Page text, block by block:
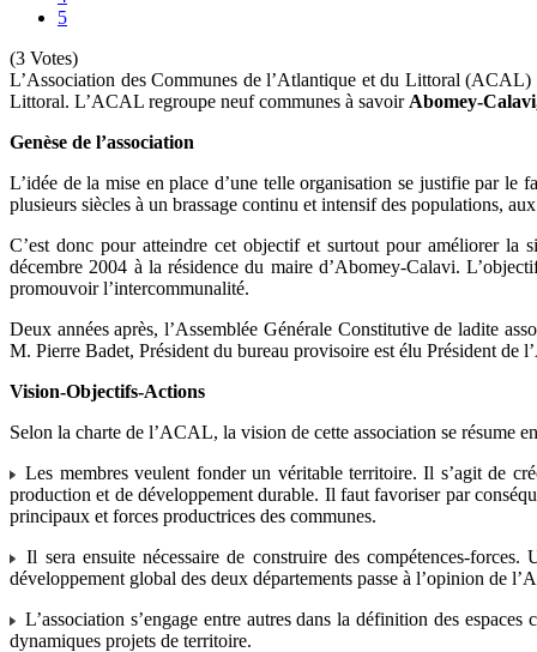
5
(3 Votes)
L’Association des Communes de l’Atlantique et du Littoral (ACAL)
Littoral. L’ACAL regroupe neuf communes à savoir Abomey-
Genèse de l’association
L’idée de la mise en place d’une telle organisation se justifie par le
plusieurs siècles à un brassage continu et intensif des populations,
C’est donc pour atteindre cet objectif et surtout pour améliorer la
décembre 2004 à la résidence du maire d’Abomey-Calavi.
promouvoir l’intercommunalité.
Deux années après, l’Assemblée Générale Constitutive de ladite
M. Pierre Badet, Président du bureau provisoire est élu Président de
Vision-Objectifs-Actions
Selon la charte de l’ACAL, la vision de cette association se résume
Les membres veulent fonder un véritable territoire. Il s’agit de
production et de développement durable. Il faut favoriser par
principaux et forces productrices des communes.
Il sera ensuite nécessaire de construire des compétences-
développement global des deux départements passe à l’opinion de
L’association s’engage entre autres dans la définition des
dynamiques projets de territoire.